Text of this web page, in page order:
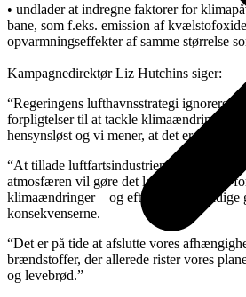
• undlader at indregne faktorer for
bane, som f.eks. emission af
opvarmningseffekter af samme størrelse
Kampagnedirektør Liz Hutchins siger:
“Regeringens lufthavnsstrategi ignorerer
forpligtelser til at tackle klimaændringer –
hensynsløst og vi mener, at det er ulovligt.
“At tillade luftfartsindustrien at pumpe
atmosfæren vil gøre det langt sværere at
klimaændringer – og efterlader fremtidige
konsekvenserne.
“Det er på tide at afslutte vores
brændstoffer, der allerede rister vores
og levebrød.”